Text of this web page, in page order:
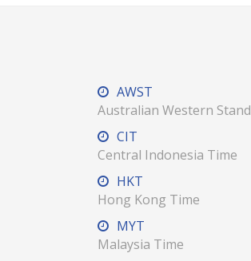
AWST
Australian Western
CIT
Central Indonesia Time
HKT
Hong Kong Time
MYT
Malaysia Time